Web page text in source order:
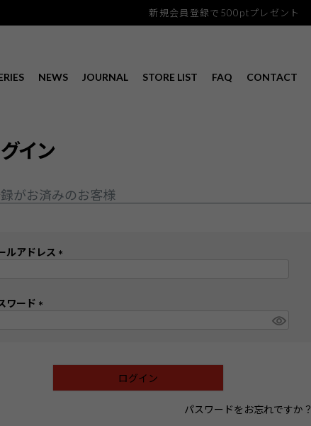
新規会員登録で500ptプレゼント
NEWS JOURNAL STORE LIST FAQ CONTACT
イン
がお済みのお客様
ルアドレス
ワード
ログイン
パスワードをお忘れですか？